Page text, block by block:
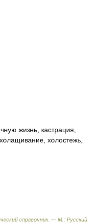
жизнь, кастрация,
холостежь,
справочник. — М.: Русский